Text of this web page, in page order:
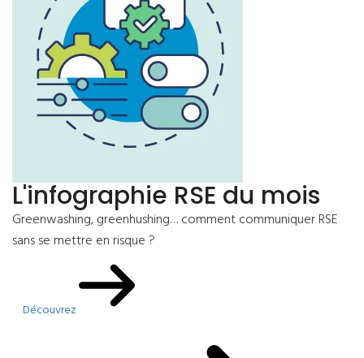
L'infographie RSE du mois
Greenwashing, greenhushing… comment communiquer RSE
sans se mettre en risque ?
Découvrez